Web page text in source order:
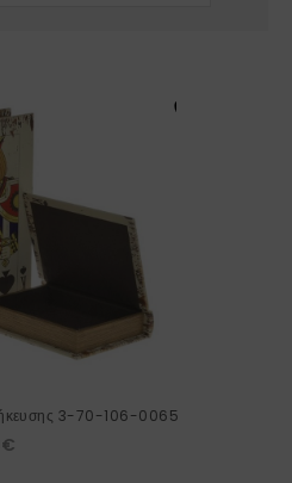
3-70-106-0065
€